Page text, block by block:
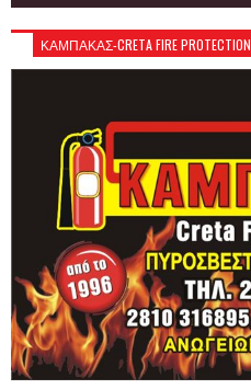
ΚΑΜΠΑΚΑΣ-CRETA FIRE PROTECTION